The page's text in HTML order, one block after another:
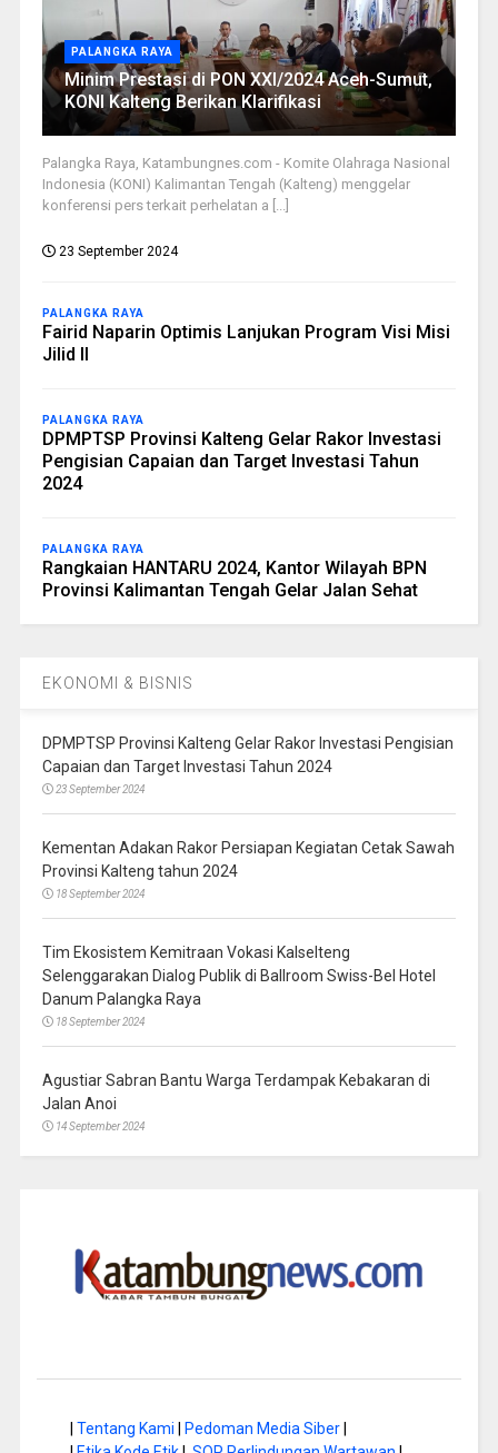
PALANGKA RAYA
Minim Prestasi di PON XXI/2024 Aceh-Sumut,
KONI Kalteng Berikan Klarifikasi
Palangka Raya, Katambungnes.com - Komite Olahraga Nasional
Indonesia (KONI) Kalimantan Tengah (Kalteng) menggelar
konferensi pers terkait perhelatan a [...]
23 September 2024
PALANGKA RAYA
Fairid Naparin Optimis Lanjukan Program Visi Misi
Jilid II
PALANGKA RAYA
DPMPTSP Provinsi Kalteng Gelar Rakor Investasi
Pengisian Capaian dan Target Investasi Tahun
2024
PALANGKA RAYA
Rangkaian HANTARU 2024, Kantor Wilayah BPN
Provinsi Kalimantan Tengah Gelar Jalan Sehat
EKONOMI & BISNIS
DPMPTSP Provinsi Kalteng Gelar Rakor Investasi Pengisian
Capaian dan Target Investasi Tahun 2024
23 September 2024
Kementan Adakan Rakor Persiapan Kegiatan Cetak Sawah
Provinsi Kalteng tahun 2024
18 September 2024
Tim Ekosistem Kemitraan Vokasi Kalselteng
Selenggarakan Dialog Publik di Ballroom Swiss-Bel Hotel
Danum Palangka Raya
18 September 2024
Agustiar Sabran Bantu Warga Terdampak Kebakaran di
Jalan Anoi
14 September 2024
Tentang Kami Pedoman Media Siber|